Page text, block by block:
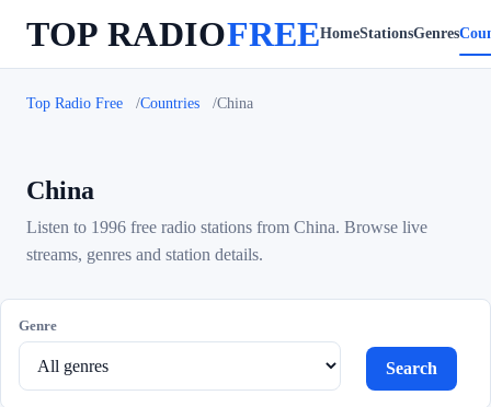
TOP RADIOFREEHomeStationsGenres
Top Radio Free Countries China
China
Listen to 1996 free radio stations from China. Browse live
streams, genres and station details.
Genre
Search